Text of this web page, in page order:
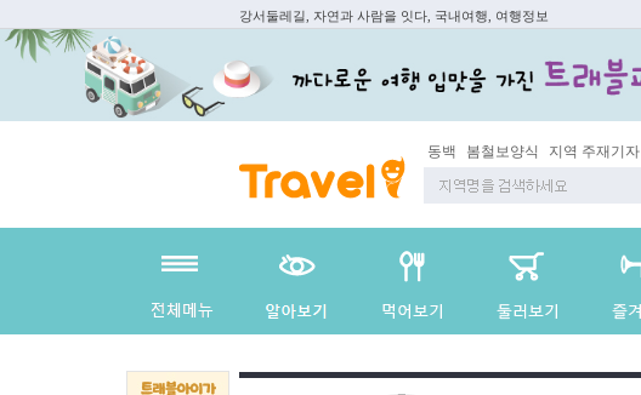
강서둘레길, 자연과 사람을 잇다, 국내여행, 여행정보
동백 봄철보양식 지역 주재기자